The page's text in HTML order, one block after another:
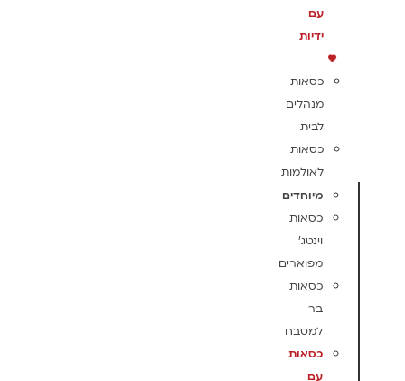
עם
ידיות
כסאות
מנהלים
לבית
כסאות
לאולמות
מיוחדים
כסאות
וינטג'
מפוארים
כסאות
בר
למטבח
כסאות
עם